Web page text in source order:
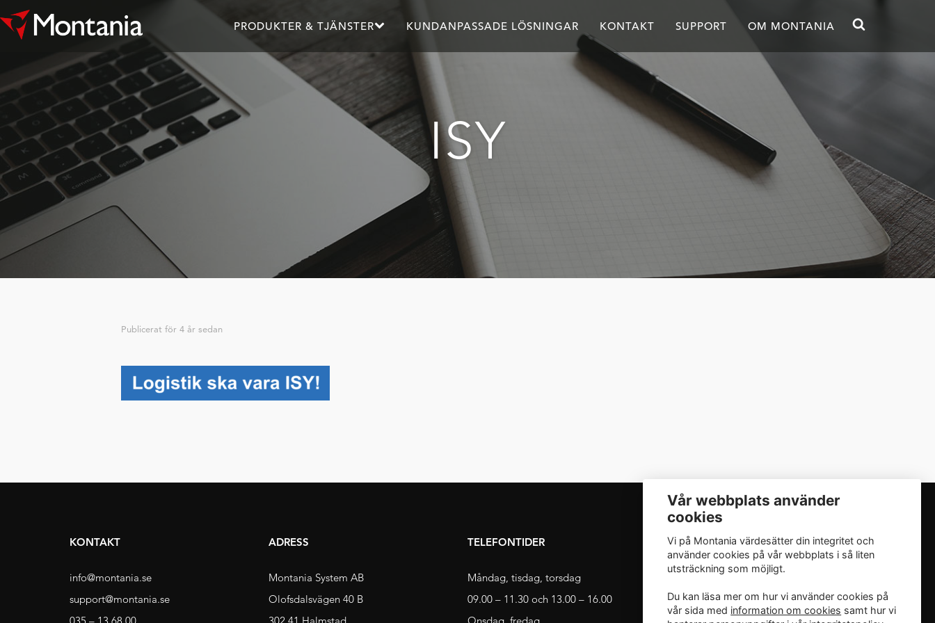
PRODUKTER & TJÄNSTER KUNDANPASSADE LÖSNINGAR KONTAKT SUPPORT OM MONTANIA
ISY
Publicerat för4 år sedan
KONTAKT
info@montania.se
support@montania.se
035 – 13 68 00
ADRESS
Montania System AB
Olofsdalsvägen 40 B
302 41 Halmstad
TELEFONTIDER
Måndag, tisdag, torsdag
09.00 – 11.30 och 13.00 – 16.00
Onsdag, fredag
INTEGRITET
Integritetspolicy
Vår webbplats använder
cookies
Vi på Montania värdesätter din integritet och
använder cookies på vår webbplats i så liten
utsträckning som möjligt.
Du kan läsa mer om hur vi använder cookies på
vår sida med information om cookies samt hur vi